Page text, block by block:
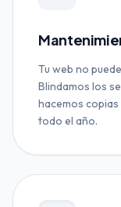
Tu web no
Blindamos los
hacemos
todo el año.